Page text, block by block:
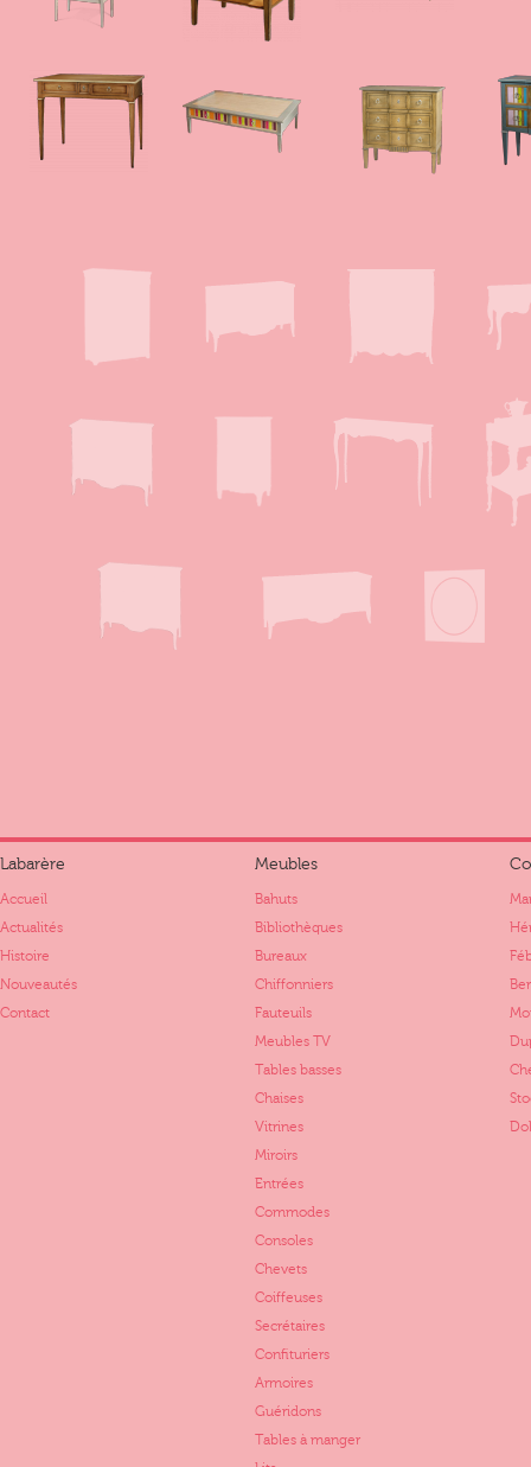
Labarère
Accueil
Actualités
Histoire
Nouveautés
Contact
Meubles
Bahuts
Bibliothèques
Bureaux
Chiffonniers
Fauteuils
Meubles TV
Tables basses
Chaises
Vitrines
Miroirs
Entrées
Commodes
Consoles
Chevets
Coiffeuses
Secrétaires
Confituriers
Armoires
Guéridons
Tables à manger